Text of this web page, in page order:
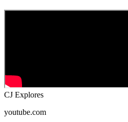
CJ Explores
youtube.com